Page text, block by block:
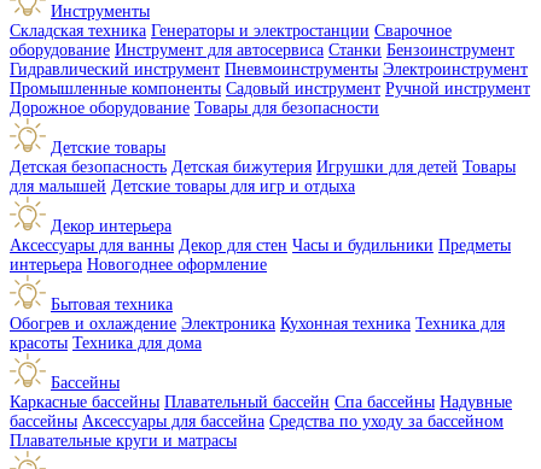
Инструменты
Складская техника Генераторы и электростанции Сварочное
оборудование Инструмент для автосервиса Станки Бензоинструмент
Гидравлический инструмент Пневмоинструменты Электроинструмент
Промышленные компоненты Садовый инструмент Ручной инструмент
Дорожное оборудование Товары для безопасности
Детские товары
Детская безопасность Детская бижутерия Игрушки для детей Товары
для малышей Детские товары для игр и отдыха
Декор интерьера
Аксессуары для ванны Декор для стен Часы и будильники Предметы
интерьера Новогоднее оформление
Бытовая техника
Обогрев и охлаждение Электроника Кухонная техника Техника для
красоты Техника для дома
Бассейны
Каркасные бассейны Плавательный бассейн Спа бассейны Надувные
бассейны Аксессуары для бассейна Средства по уходу за бассейном
Плавательные круги и матрасы